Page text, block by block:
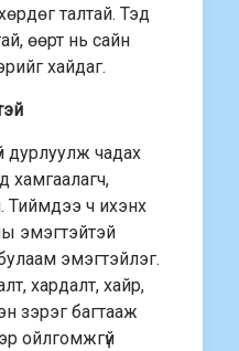
талтай. Тэд
өөрт нь сайн
хайдаг.
дурлуулж чадах
хамгаалагч,
Тиймдээ ч ихэнх
эмэгтэйтэй
эмэгтэйлэг.
хардалт, хайр,
зэрэг багтааж
ойлгомжгүй